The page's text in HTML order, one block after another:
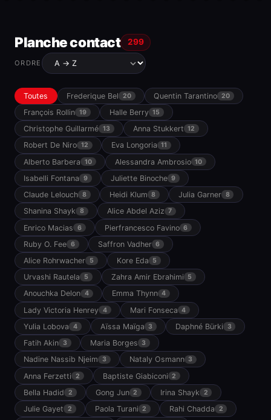
Planche contact 299
ORDRE
Toutes Frederique Bel 20 Quentin Tarantino 20
François Rollin 19 Halle Berry 15
Christophe Guillarmé 13 Anna Stukkert 12
Robert De Niro 12 Eva Longoria 11
Alberto Barbera 10 Alessandra Ambrosio 10
Isabelli Fontana 9 Juliette Binoche 9
Claude Lelouch 8 Heidi Klum 8 Julia Garner 8
Shanina Shayk 8 Alice Abdel Aziz 7
Enrico Macias 6 Pierfrancesco Favino 6
Ruby O. Fee 6 Saffron Vadher 6
Alice Rohrwacher 5 Kore Eda 5
Urvashi Rautela 5 Zahra Amir Ebrahimi 5
Anouchka Delon 4 Emma Thynn 4
Lady Victoria Henrey 4 Mari Fonseca 4
Yulia Lobova 4 Aïssa Maïga 3 Daphné Bürki 3
Fatih Akin 3 Maria Borges 3
Nadine Nassib Njeim 3 Nataly Osmann 3
Anna Ferzetti 2 Baptiste Giabiconi 2
Bella Hadid 2 Gong Jun 2 Irina Shayk 2
Julie Gayet 2 Paola Turani 2 Rahi Chadda 2